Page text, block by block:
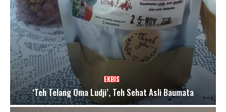
EKBIS
‘Teh Telang Oma Ludji’, Teh Sehat Asli Baumata